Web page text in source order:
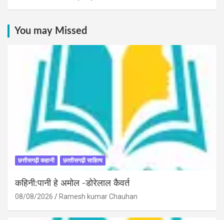
You may Missed
छत्तीसगढ़ी कहानी छत्‍तीसगढ़ी साहित्‍य
कहिनी:पानी हे अमोल -डोरेलाल कैवर्त
08/08/2026 Ramesh kumar Chauhan